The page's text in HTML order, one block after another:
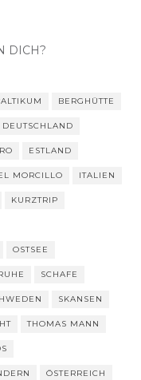
DICH?
BERGHÜTTE
DEUTSCHLAND
ESTLAND
MORCILLO ITALIEN
KURZTRIP
OSTSEE
SCHAFE
SKANSEN
THOMAS MANN
ÖSTERREICH